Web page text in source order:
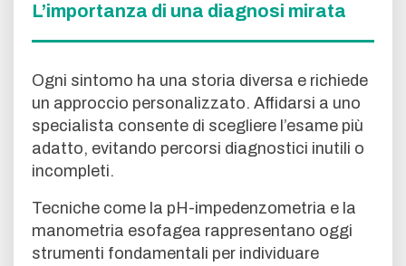
L’importanza di una diagnosi mirata
Ogni sintomo ha una storia diversa e richiede
un approccio personalizzato. Affidarsi a uno
specialista consente di scegliere l’esame più
adatto, evitando percorsi diagnostici inutili o
incompleti.
Tecniche come la pH-impedenzometria e la
manometria esofagea rappresentano oggi
strumenti fondamentali per individuare